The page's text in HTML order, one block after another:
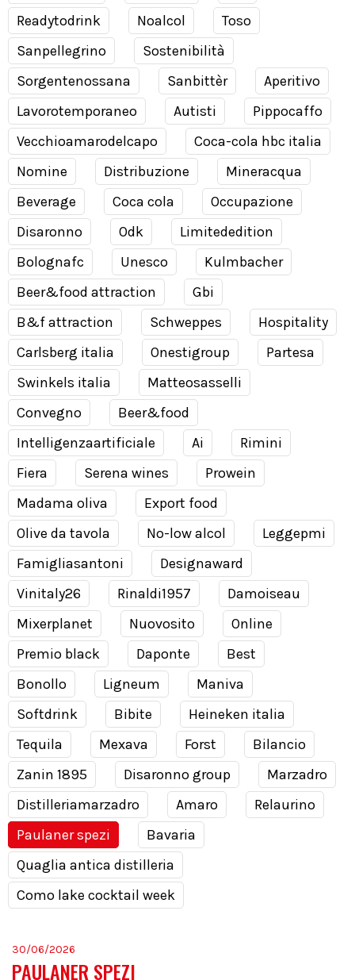
Readytodrink
Noalcol
Toso
Sanpellegrino
Sostenibilità
Sorgentenossana
Sanbittèr
Aperitivo
Lavorotemporaneo
Autisti
Pippocaffo
Vecchioamarodelcapo
Coca-cola hbc italia
Nomine
Distribuzione
Mineracqua
Beverage
Coca cola
Occupazione
Disaronno
Odk
Limitededition
Bolognafc
Unesco
Kulmbacher
Beer&food attraction
Gbi
B&f attraction
Schweppes
Hospitality
Carlsberg italia
Onestigroup
Partesa
Swinkels italia
Matteosasselli
Convegno
Beer&food
Intelligenzaartificiale
Ai
Rimini
Fiera
Serena wines
Prowein
Madama oliva
Export food
Olive da tavola
No-low alcol
Leggepmi
Famigliasantoni
Designaward
Vinitaly26
Rinaldi1957
Damoiseau
Mixerplanet
Nuovosito
Online
Premio black
Daponte
Best
Bonollo
Ligneum
Maniva
Softdrink
Bibite
Heineken italia
Tequila
Mexava Forst
Bilancio
Zanin 1895
Disaronno group
Marzadro
Distilleriamarzadro
Amaro
Relaurino
Paulaner spezi
Bavaria
Quaglia antica distilleria
Como lake cocktail week
30/06/2026
PAULANER SPEZI